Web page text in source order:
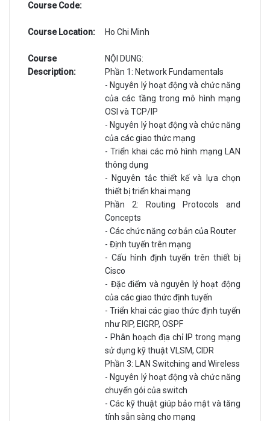
Course Code:
Course Location: Ho Chi Minh
Course
Description:
NỘI DUNG:
Phần 1: Network Fundamentals
- Nguyên lý hoạt động và chức năng
của các tầng trong mô hình mạng
OSI và TCP/IP
- Nguyên lý hoạt động và chức năng
của các giao thức mạng
- Triển khai các mô hình mạng LAN
thông dụng
- Nguyên tắc thiết kế và lựa chọn
thiết bị triển khai mạng
Phần 2: Routing Protocols and
Concepts
- Các chức năng cơ bản của Router
- Định tuyến trên mạng
- Cấu hình định tuyến trên thiết bị
Cisco
- Đặc điểm và nguyên lý hoạt động
của các giao thức định tuyến
- Triển khai các giao thức định tuyến
như RIP, EIGRP, OSPF
- Phân hoạch địa chỉ IP trong mạng
sử dụng kỹ thuật VLSM, CIDR
Phần 3: LAN Switching and Wireless
- Nguyên lý hoạt động và chức năng
chuyển gói của switch
- Các kỹ thuật giúp bảo mật và tăng
tính sẵn sàng cho mạng